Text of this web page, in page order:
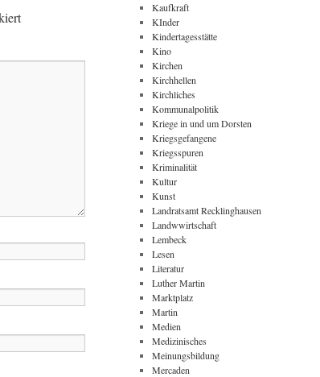
Kaufkraft
KInder
Kindertagesstätte
Kino
Kirchen
Kirchhellen
Kirchliches
Kommunalpolitik
Kriege in und um Dorsten
Kriegsgefangene
Kriegsspuren
Kriminalität
Kultur
Kunst
Landratsamt Recklinghausen
Landwwirtschaft
Lembeck
Lesen
Literatur
Luther Martin
Marktplatz
Martin
Medien
Medizinisches
Meinungsbildung
Mercaden